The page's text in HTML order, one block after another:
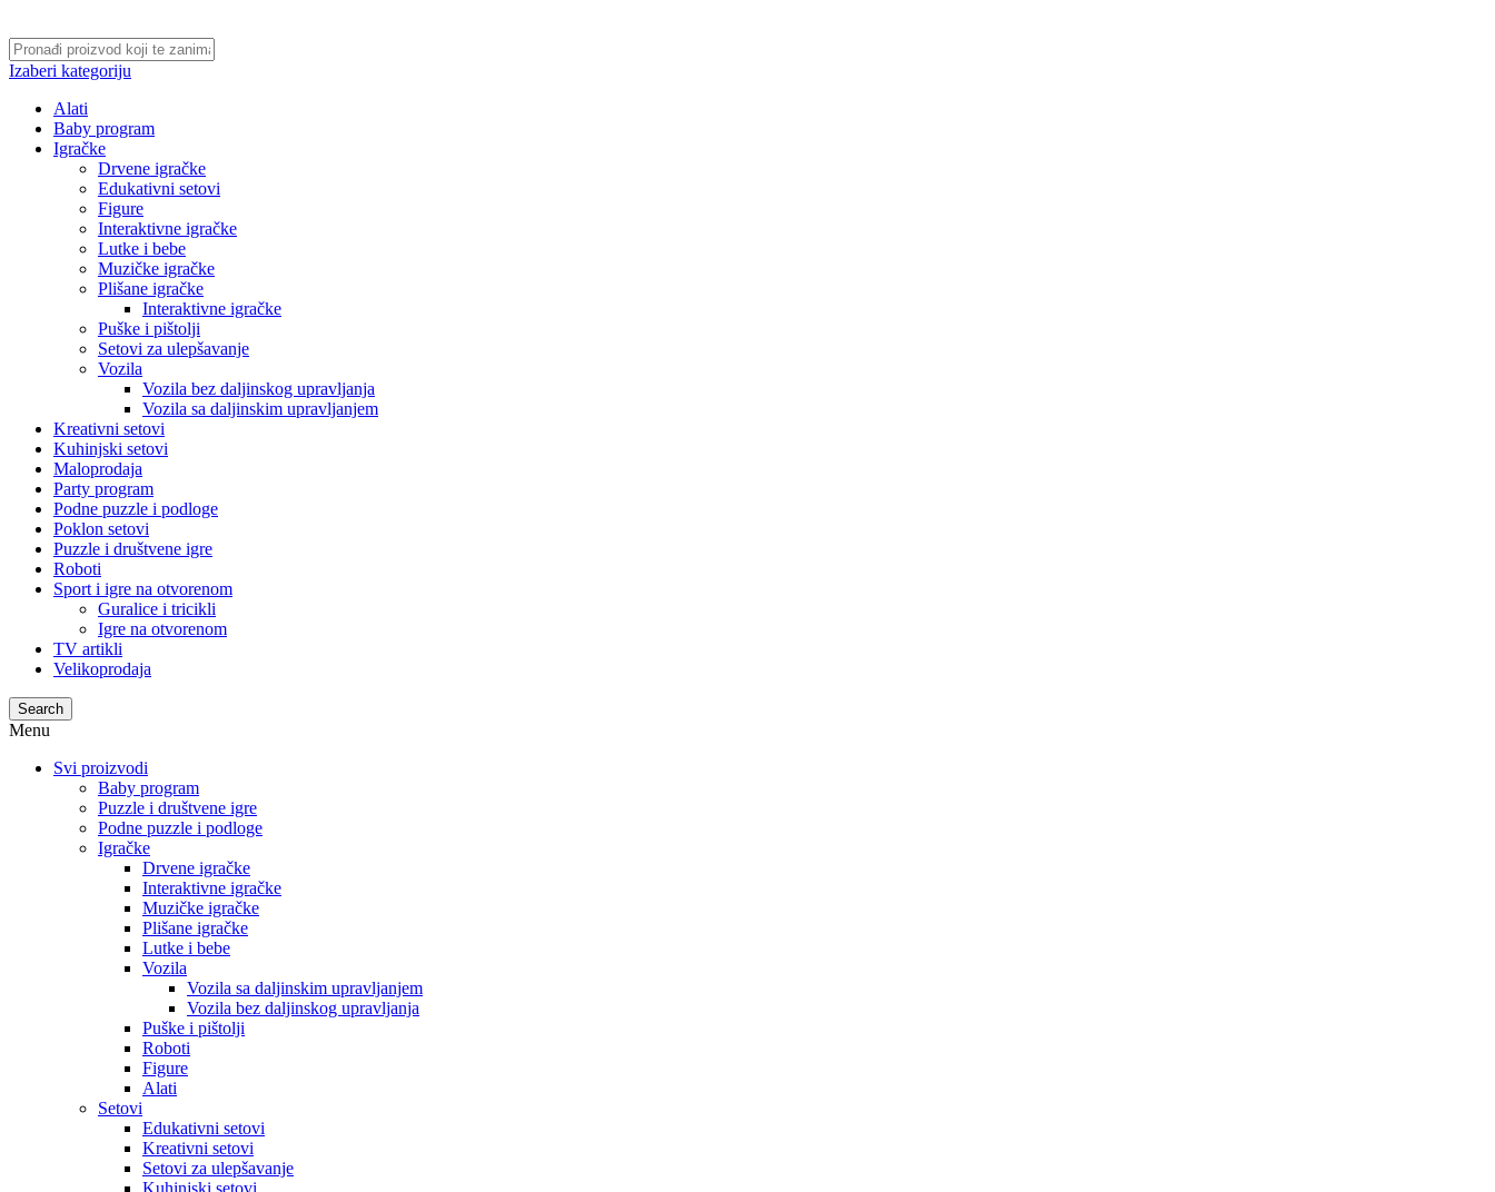
Izaberi kategoriju
Alati
Baby program
Igračke
Drvene igračke
Edukativni setovi
Figure
Interaktivne igračke
Lutke i bebe
Muzičke igračke
Plišane igračke
Interaktivne igračke
Puške i pištolji
Setovi za ulepšavanje
Vozila
Vozila bez daljinskog upravljanja
Vozila sa daljinskim upravljanjem
Kreativni setovi
Kuhinjski setovi
Maloprodaja
Party program
Podne puzzle i podloge
Poklon setovi
Puzzle i društvene igre
Roboti
Sport i igre na otvorenom
Guralice i tricikli
Igre na otvorenom
TV artikli
Velikoprodaja
Search
Menu
Svi proizvodi
Baby program
Puzzle i društvene igre
Podne puzzle i podloge
Igračke
Drvene igračke
Interaktivne igračke
Muzičke igračke
Plišane igračke
Lutke i bebe
Vozila
Vozila sa daljinskim upravljanjem
Vozila bez daljinskog upravljanja
Puške i pištolji
Roboti
Figure
Alati
Setovi
Edukativni setovi
Kreativni setovi
Setovi za ulepšavanje
Kuhinjski setovi